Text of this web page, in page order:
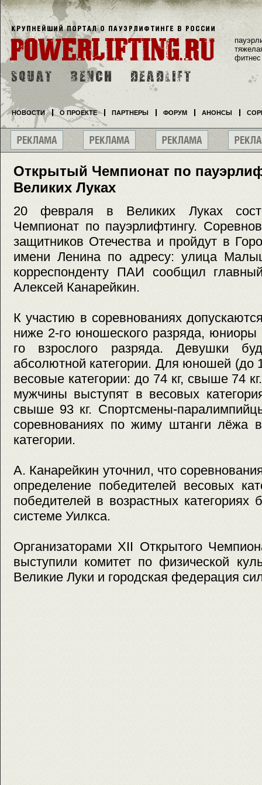
Открытый Чемпионат по
Великих Луках
20 февраля в Великих Луках
Чемпионат по пауэрлифтингу.
защитников Отечества и пройдут в
имени Ленина по адресу: улица
корреспонденту ПАИ сообщил
Алексей Канарейкин.
К участию в соревнованиях
ниже 2-го юношеского разряда,
го взрослого разряда. Девушки
абсолютной категории. Для юношей (до
весовые категории: до 74 кг, свыше 74
мужчины выступят в весовых
свыше 93 кг. Спортсмены-
соревнованиях по жиму штанги лёжа
категории.
А. Канарейкин уточнил, что
определение победителей весовых
победителей в возрастных категориях
системе Уилкса.
Организаторами XII Открытого
выступили комитет по физической
Великие Луки и городская федерация
фитнес
НОВОСТИ О ПРОЕКТЕ ПАРТНЕРЫ ФОРУМ АНОНСЫ